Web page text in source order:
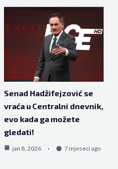
Senad Hadžifejzović se
vraća u Centralni dnevnik,
evo kada ga možete
gledati!
jan 8, 2026 7 mjeseci ago